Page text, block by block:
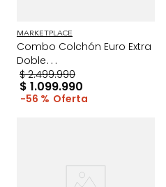
MARKETPLACE
Combo Colchón Euro Extra
Doble
+Protector+Almohada Gris
$ 2.499.990
$ 1.099.990
56 %